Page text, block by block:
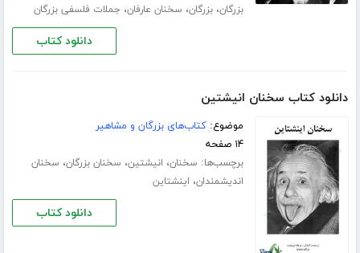
بزرگان،بزرگان، سخنان عارفان، جملات فلسفی بزرگان
دانلود کتاب
دانلود کتاب سخنان انیشتین
موضوع:کتاب‌های بزرگان و مشاهیر
۱۴ صفحه
برچسب‌ها: سخنان، انیشتین، سخنان بزرگان، سخنان
اندیشمندان، اینشتاین
دانلود کتاب